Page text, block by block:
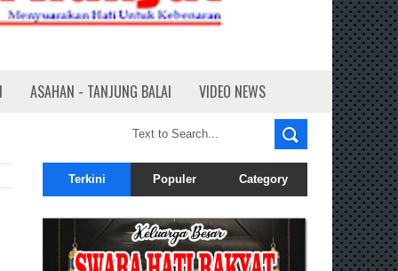
ASAHAN - TANJUNG BALAI VIDEO NEWS
Terkini Populer Category